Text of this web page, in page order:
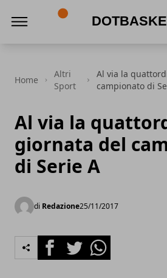
Home
Altri
Sport
Al via la
campionato di
Al via la
giornata del
di Serie A
di Redazione25/11/2017
FacebookTwitterWhatsapp